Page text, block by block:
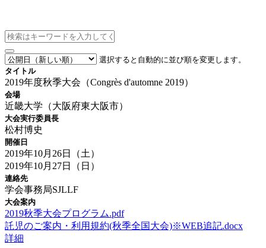
選択すると自動的に並び順を変更します。
タイトル
2019年度秋季大会（Congrès d'automne 2019）
会場
近畿大学（大阪府東大阪市）
大会実行委員長
松村博史
開催日
2019年10月26日（土）
2019年10月27日（日）
連絡先
学会事務局SJLLF
大会案内
2019秋季大会プログラム.pdf
託児のご案内・利用規約(秋季全国大会)※WEB追記.docx
詳細